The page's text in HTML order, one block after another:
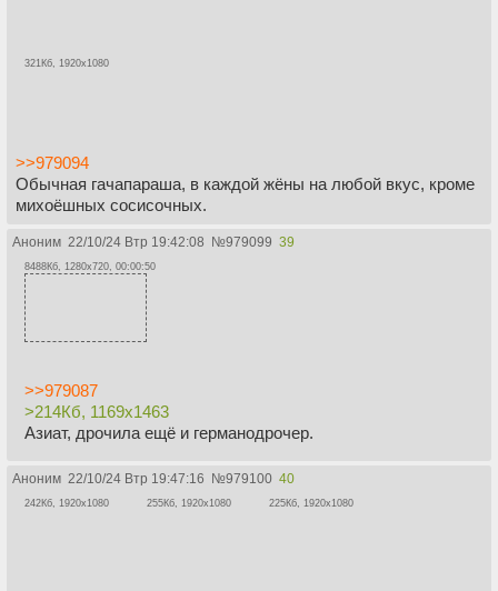
321Кб, 1920x1080
>>979094
Обычная гачапараша, в каждой жёны на любой вкус, кроме
михоёшных сосисочных.
Аноним 22/10/24 Втр 19:42:08 №979099 39
8488Кб, 1280x720, 00:00:50
>>979087
>214Кб, 1169x1463
Азиат, дрочила ещё и германодрочер.
Аноним 22/10/24 Втр 19:47:16 №979100 40
242Кб, 1920x1080 255Кб, 1920x1080 225Кб, 1920x1080